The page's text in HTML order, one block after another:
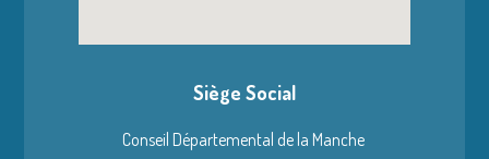
Siège Social
Conseil Départemental de la Manche